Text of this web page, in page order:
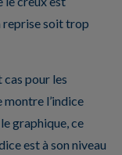
reprise soit trop
cas pour les
montre l’indice
graphique, ce
est à son niveau